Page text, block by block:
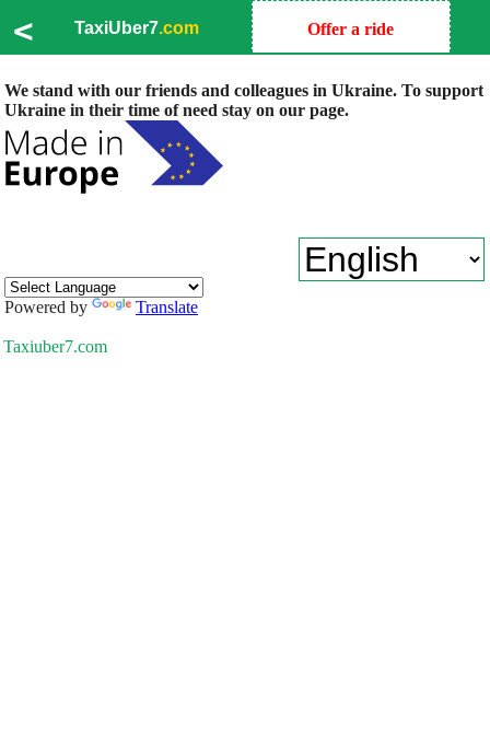
< TaxiUber7.com Offer a ride
We stand with our friends and colleagues in Ukraine. To support
Ukraine in their time of need stay on our page.
Powered by Translate
Taxiuber7.com